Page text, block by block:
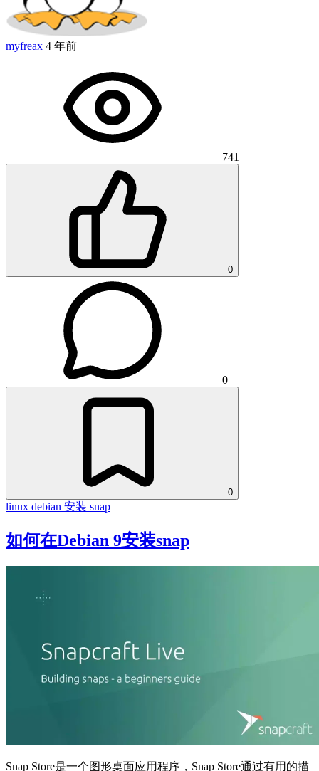
myfreax 4 年前
741
0
0
0
linux debian 安装 snap
如何在Debian 9安装snap
Snap Store是一个图形桌面应用程序，Snap Store通过有用的描